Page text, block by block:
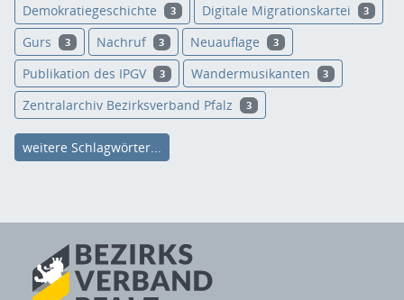
Demokratiegeschichte 3 Digitale Migrationskartei 3
Gurs 3 Nachruf 3 Neuauflage 3
Publikation des IPGV 3 Wandermusikanten 3
Zentralarchiv Bezirksverband Pfalz 3
weitere Schlagwörter...